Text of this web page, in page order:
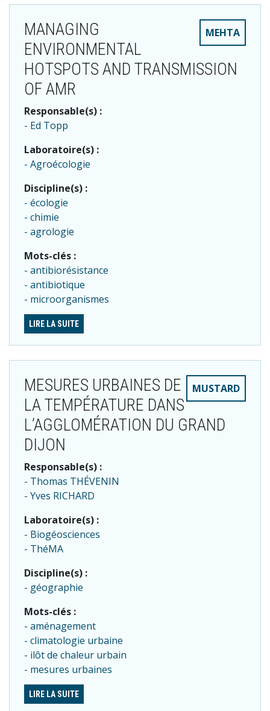
MEHTA
MANAGING
ENVIRONMENTAL
HOTSPOTS AND TRANSMISSION
OF AMR
Responsable(s) :
Ed Topp
Laboratoire(s) :
Agroécologie
Discipline(s) :
écologie
chimie
agrologie
Mots-clés :
antibiorésistance
antibiotique
microorganismes
LIRE LA SUITE
MUSTARD
MESURES URBAINES DE
LA TEMPÉRATURE DANS
L’AGGLOMÉRATION DU GRAND
DIJON
Responsable(s) :
Thomas THÉVENIN
Yves RICHARD
Laboratoire(s) :
Biogéosciences
ThéMA
Discipline(s) :
géographie
Mots-clés :
aménagement
climatologie urbaine
ilôt de chaleur urbain
mesures urbaines
LIRE LA SUITE